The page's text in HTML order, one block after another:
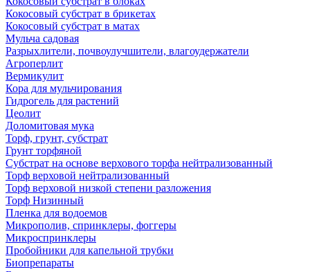
Кокосовый субстрат в брикетах
Кокосовый субстрат в матах
Мульча садовая
Разрыхлители, почвоулучшители, влагоудержатели
Агроперлит
Вермикулит
Кора для мульчирования
Гидрогель для растений
Цеолит
Доломитовая мука
Торф, грунт, субстрат
Грунт торфяной
Субстрат на основе верхового торфа нейтрализованный
Торф верховой нейтрализованный
Торф верховой низкой степени разложения
Торф Низинный
Пленка для водоемов
Микрополив, спринклеры, фоггеры
Микроспринклеры
Пробойники для капельной трубки
Биопрепараты